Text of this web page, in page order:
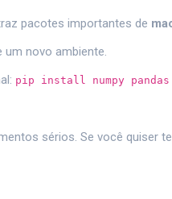
pacotes importantes de
um novo ambiente.
pip install numpy
sérios. Se você quiser